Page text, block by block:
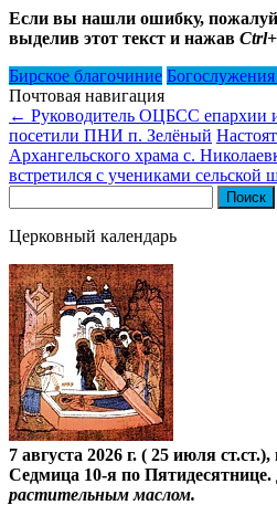
Если вы нашли ошибку,
выделив этот текст и нажав
Бирское благочиние
Почтовая навигация
← Руководитель ОЦБСС епархии
посетили ПНИ п. Зелёный
Архангельского храма с.
встретился с учениками сельской
Церковный календарь
7 августа 2026 г. ( 25 июля
Седмица 10-я по
растительным маслом.